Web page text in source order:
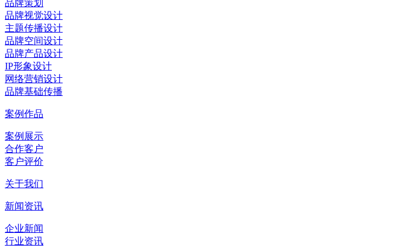
品牌策划
品牌视觉设计
主题传播设计
品牌空间设计
品牌产品设计
IP形象设计
网络营销设计
品牌基础传播
案例作品
案例展示
合作客户
客户评价
关于我们
新闻资讯
企业新闻
行业资讯